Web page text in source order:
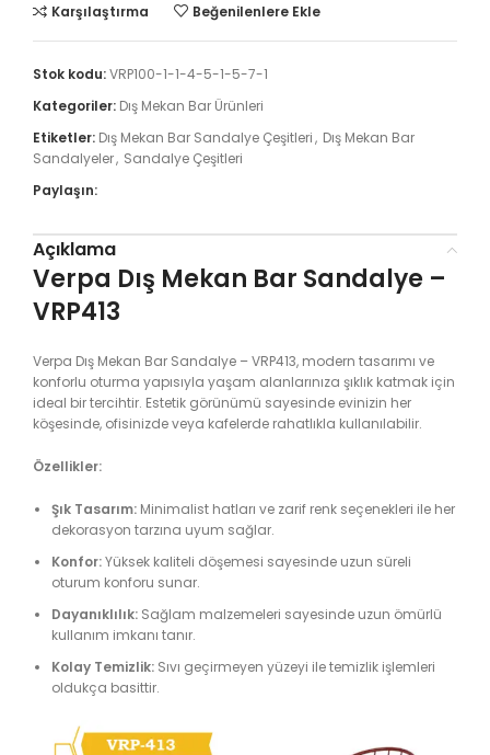
Karşılaştırma Beğenilenlere Ekle
Stok kodu:VRP100-1-1-4-5-1-5-7-1
Kategoriler: Dış Mekan Bar Ürünleri
Etiketler: Dış Mekan Bar Sandalye Çeşitleri, Dış Mekan Bar
Sandalyeler, Sandalye Çeşitleri
Paylaşın:
Açıklama
Verpa Dış Mekan Bar Sandalye –
VRP413
Verpa Dış Mekan Bar Sandalye – VRP413, modern tasarımı ve
konforlu oturma yapısıyla yaşam alanlarınıza şıklık katmak için
ideal bir tercihtir. Estetik görünümü sayesinde evinizin her
köşesinde, ofisinizde veya kafelerde rahatlıkla kullanılabilir.
Özellikler:
Şık Tasarım: Minimalist hatları ve zarif renk seçenekleri ile her
dekorasyon tarzına uyum sağlar.
Konfor:Yüksek kaliteli döşemesi sayesinde uzun süreli
oturum konforu sunar.
Dayanıklılık: Sağlam malzemeleri sayesinde uzun ömürlü
kullanım imkanı tanır.
Kolay Temizlik: Sıvı geçirmeyen yüzeyi ile temizlik işlemleri
oldukça basittir.